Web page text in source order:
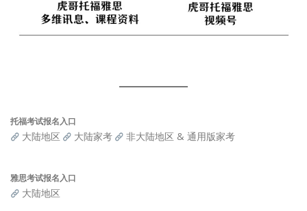
托福考试报名入口
大陆地区 大陆家考 非大陆地区 & 通用版家考
雅思考试报名入口
大陆地区